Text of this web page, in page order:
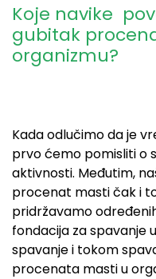
Koje navike
gubitak
organizmu?
Kada odlučimo da je
prvo ćemo pomisliti o
aktivnosti. Međutim,
procenat masti čak i
pridržavamo
fondacija za spavanje
spavanje i tokom
procenata masti u